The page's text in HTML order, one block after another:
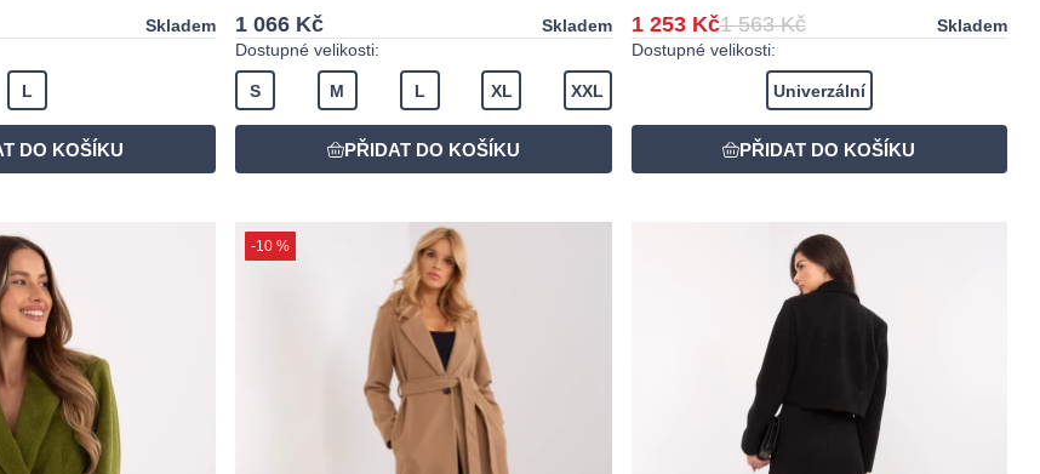
Skladem
L
1 066 Kč
Skladem
Dostupné velikosti:
S M L XL XXL
1 253 Kč1 563 Kč
Skladem
Dostupné velikosti:
Univerzální
-10 %